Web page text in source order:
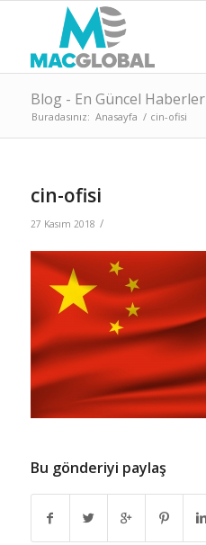
Blog - En Güncel Haberler
Buradasınız: Anasayfa / cin-ofisi
cin-ofisi
27 Kasım 2018 /
Bu gönderiyi paylaş